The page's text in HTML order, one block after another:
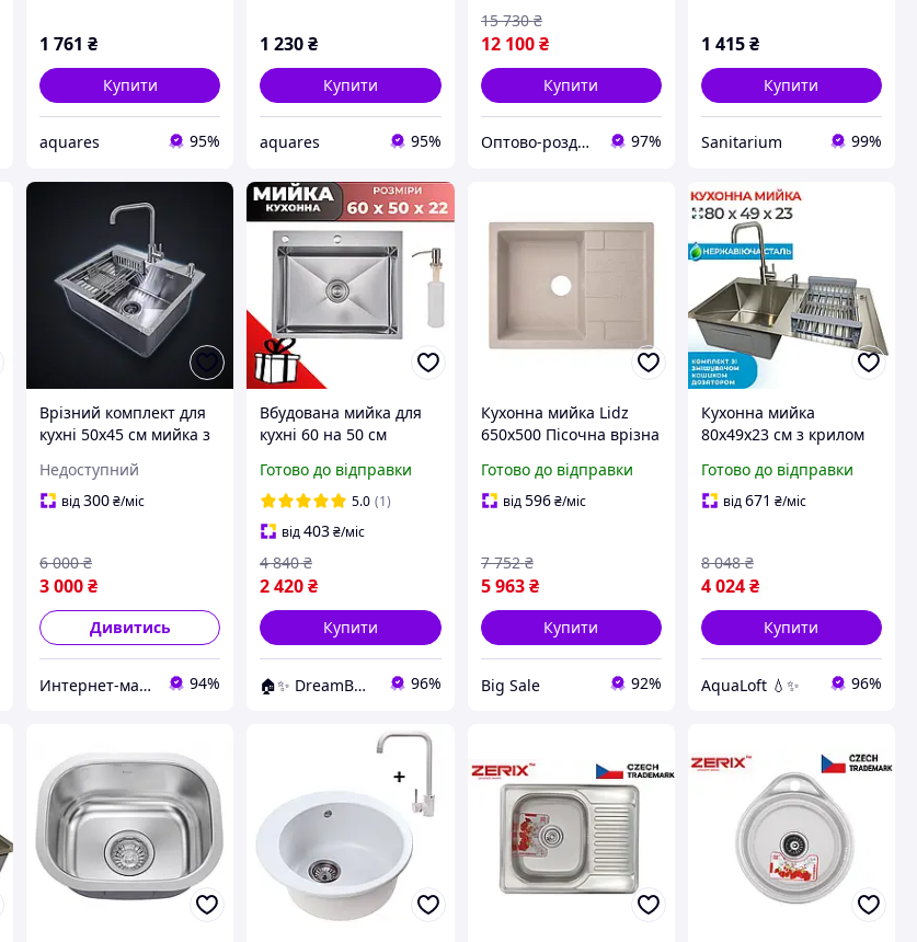
1 761 ₴
Купити
aquares 95%
1 230₴
Купити
aquares 95%
12 100 ₴
15 730 ₴
Купити
Оптово-роздрібний інтернет-магазин "NicePrice" 97%
1 415₴
Купити
Sanitarium 99%
Врізний комплект для
кухні 50х45 см мийка з
краном-дозатором і
сушаркою
Недоступний
від300₴/міс
3 000₴
6 000 ₴
Дивитись
Интернет-магазин Строй Дом 94%
Вбудована мийка для
кухні 60 на 50 см
Мийка 60x50 см із
дозатором
Готово до відправки
5.0 (1)
від403₴/міс
2 420₴
4 840 ₴
Купити
🏠✨ DreamBuy ✨🏠 96%
Кухонна мийка Lidz
650x500 Пісочна врізна
каменю для кухні
раковина
Готово до відправки
від596 ₴/міс
5 963 ₴
7 752 ₴
Купити
Big Sale 92%
Кухонна мийка
80x49x23 см з крилом
Handmade Польща
найкраща раковина
Готово до відправки
від671 ₴/міс
4 024₴
8 048 ₴
Купити
AquaLoft 💧✨ 96%